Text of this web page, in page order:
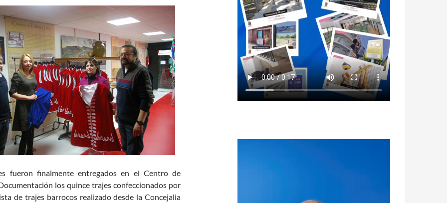
fueron finalmente entregados en el Centro de
los quince trajes confeccionados por
de trajes barrocos realizado desde la Concejalia